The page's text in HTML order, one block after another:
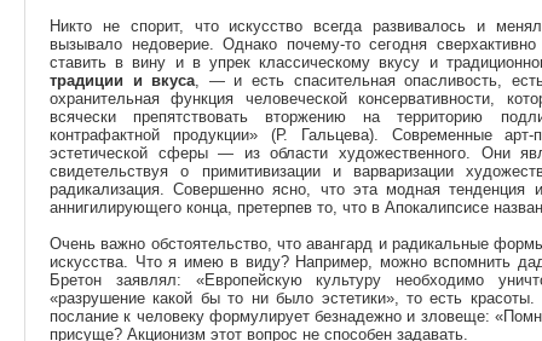
Никто не спорит, что искусство всегда развивалось и
вызывало недоверие. Однако почему-то сегодня
ставить в вину и в упрек классическому вкусу и
традиции и вкуса, — и есть спасительная опасливость,
охранительная функция человеческой консервативности,
всячески препятствовать вторжению на территорию
контрафактной продукции» (Р. Гальцева). Современные
эстетической сферы — из области художественного. Они
свидетельствуя о примитивизации и варваризации
радикализация. Совершенно ясно, что эта модная тенденция
аннигилирующего конца, претерпев то, что в Апокалипсисе
Очень важно обстоятельство, что авангард и радикальные
искусства. Что я имею в виду? Например, можно вспомнить
Бретон заявлял: «Европейскую культуру необходимо
«разрушение какой бы то ни было эстетики», то есть
послание к человеку формулирует безнадежно и зловеще:
присуще? Акционизм этот вопрос не способен задавать.